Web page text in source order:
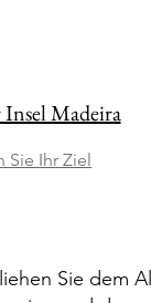
Madeira
Sie Ihr Ziel
Sie dem